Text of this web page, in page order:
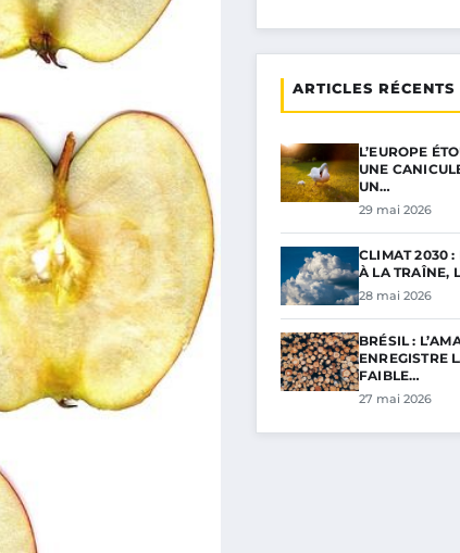
ARTICLES RÉCENTS
L’EUROPE
UNE
UN…
29 mai 2026
CLIMAT 2030 :
À LA TRAÎNE,
28 mai 2026
BRÉSIL :
ENREGISTRE
FAIBLE…
27 mai 2026